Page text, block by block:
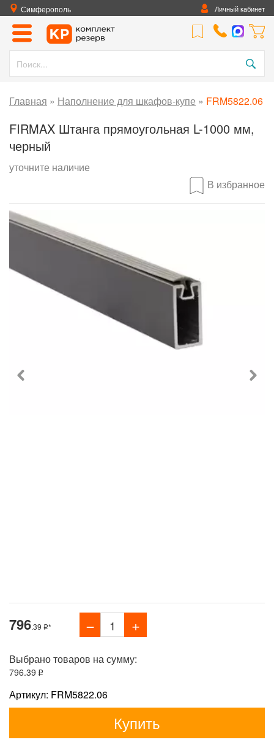
Симферополь Личный кабинет
Главная » Наполнение для шкафов-купе » FRM5822.06
FIRMAX Штанга прямоугольная L-1000 мм,
черный
уточните наличие
В избранное
796.39 *
Выбрано товаров на сумму:
796.39
Артикул: FRM5822.06
Купить